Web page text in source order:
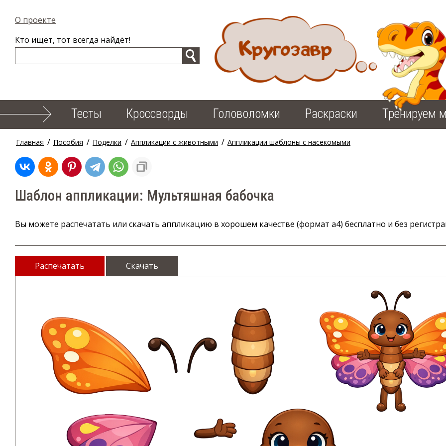
О проекте
Кто ищет, тот всегда найдёт!
Тесты Кроссворды Головоломки Раскраски Тренируем
Главная / Пособия / Поделки / Аппликации с животными / Аппликации шаблоны с насекомыми
Шаблон аппликации: Мультяшная бабочка
Вы можете распечатать или скачать аппликацию в хорошем качестве (формат а4) бесплатно и без
Распечатать Скачать